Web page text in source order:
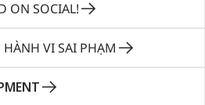
ON SOCIAL!
VI SAI PHẠM